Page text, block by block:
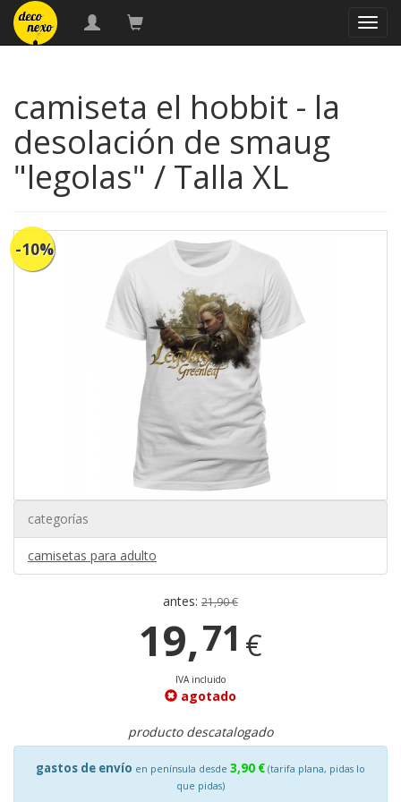
camiseta el hobbit - la
desolación de smaug
"legolas" / Talla XL
-10%
categorías
camisetas para adulto
antes: 21,90 €
19,71 €
IVA incluido
agotado
producto descatalogado
gastos de envío en península desde 3,90 € (tarifa plana, pidas lo
que pidas)